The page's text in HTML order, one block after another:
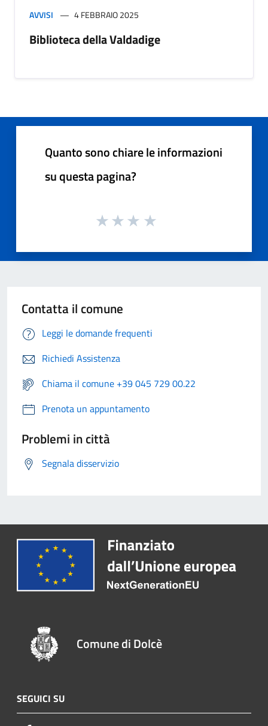
AVVISI 4 FEBBRAIO 2025
Biblioteca della Valdadige
Quanto sono chiare le informazioni
su questa pagina?
Contatta il comune
Leggi le domande frequenti
Richiedi Assistenza
Chiama il comune +39 045 729 00.22
Prenota un appuntamento
Problemi in città
Segnala disservizio
Comune di Dolcè
SEGUICI SU